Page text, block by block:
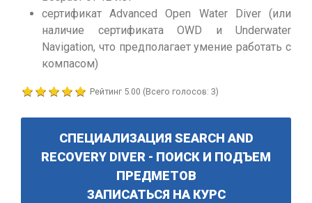
сертификат Advanced Open Water Diver (или
наличие сертификата OWD и Underwater
Navigation, что предполагает умение работать с
компасом)
Рейтинг 5.00 (Всего голосов: 3)
СПЕЦИАЛИЗАЦИЯ SEARCH AND
RECOVERY DIVER - ПОИСК И ПОДЪЕМ
ПРЕДМЕТОВ
ЗАПИСАТЬСЯ НА КУРС